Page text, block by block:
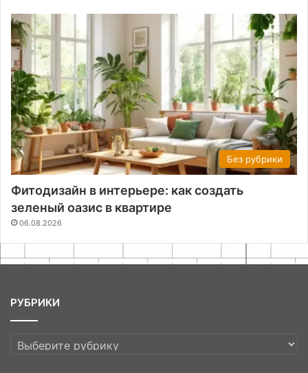
Без рубрики
Фитодизайн в интерьере: как создать
зеленый оазис в квартире
06.08.2026
РУБРИКИ
РУБРИКИ